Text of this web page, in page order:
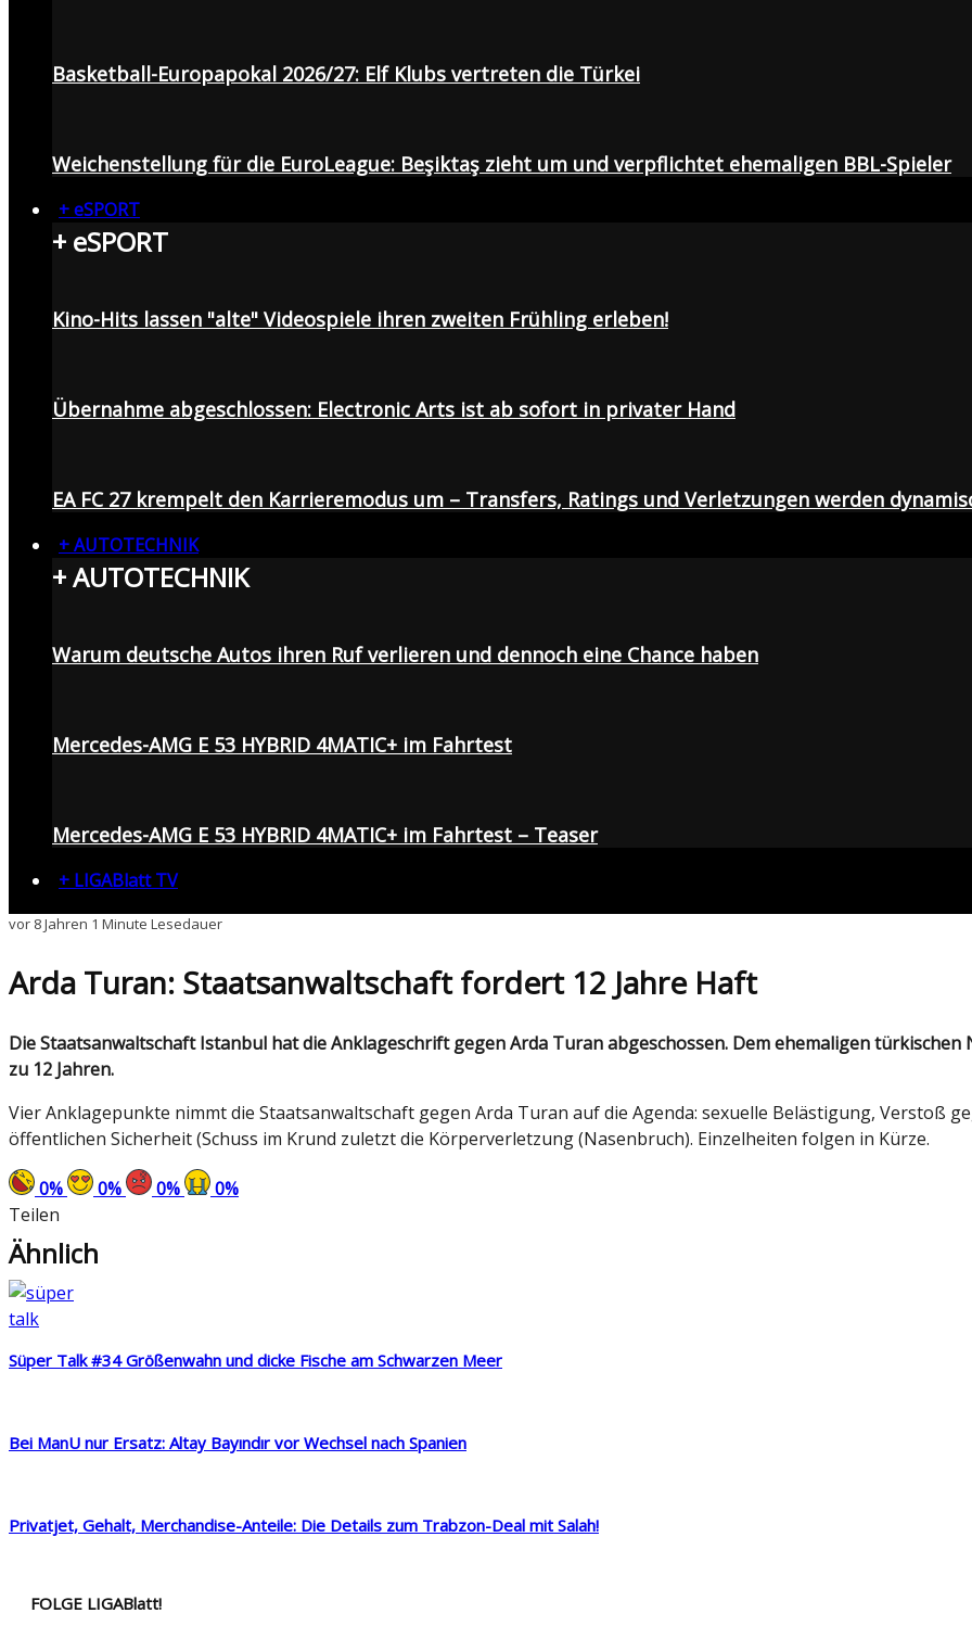
Basketball-Europapokal 2026/27: Elf Klubs vertreten die Türkei
Weichenstellung für die EuroLeague: Beşiktaş zieht um und verpflichtet ehemaligen BBL-Spieler
+ eSPORT
+ eSPORT
Kino-Hits lassen "alte" Videospiele ihren zweiten Frühling erleben!
Übernahme abgeschlossen: Electronic Arts ist ab sofort in privater Hand
EA FC 27 krempelt den Karrieremodus um – Transfers, Ratings und Verletzungen werden
+ AUTOTECHNIK
+ AUTOTECHNIK
Warum deutsche Autos ihren Ruf verlieren und dennoch eine Chance haben
Mercedes-AMG E 53 HYBRID 4MATIC+ im Fahrtest
Mercedes-AMG E 53 HYBRID 4MATIC+ im Fahrtest – Teaser
+ LIGABlatt TV
vor 8 Jahren 1 Minute Lesedauer
Arda Turan: Staatsanwaltschaft fordert 12 Jahre Haft
Die Staatsanwaltschaft Istanbul hat die Anklageschrift gegen Arda Turan abgeschossen. Dem ehemaligen türkischen Nationalspieler droht eine Haftstrafe von bis
zu 12 Jahren.
Vier Anklagepunkte nimmt die Staatsanwaltschaft gegen Arda Turan auf die Agenda: sexuelle Belästigung, Verstoß
öffentlichen Sicherheit (Schuss im Krund zuletzt die Körperverletzung (Nasenbruch). Einzelheiten folgen in Kürze.
0% 0% 0% 0%
Teilen
Ähnlich
Süper Talk #34 Größenwahn und dicke Fische am Schwarzen Meer
Bei ManU nur Ersatz: Altay Bayındır vor Wechsel nach Spanien
Privatjet, Gehalt, Merchandise-Anteile: Die Details zum Trabzon-Deal mit Salah!
FOLGE LIGABlatt!